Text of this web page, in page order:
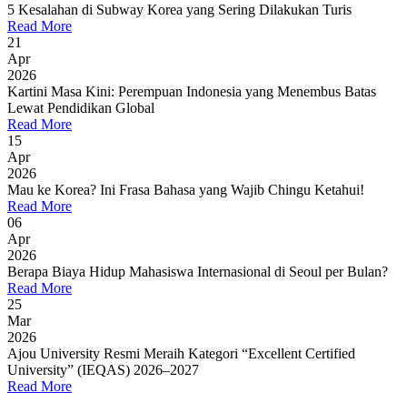
5 Kesalahan di Subway Korea yang Sering Dilakukan Turis
Read More
21
Apr
2026
Kartini Masa Kini: Perempuan Indonesia yang Menembus Batas
Lewat Pendidikan Global
Read More
15
Apr
2026
Mau ke Korea? Ini Frasa Bahasa yang Wajib Chingu Ketahui!
Read More
06
Apr
2026
Berapa Biaya Hidup Mahasiswa Internasional di Seoul per Bulan?
Read More
25
Mar
2026
Ajou University Resmi Meraih Kategori “Excellent Certified
University” (IEQAS) 2026–2027
Read More